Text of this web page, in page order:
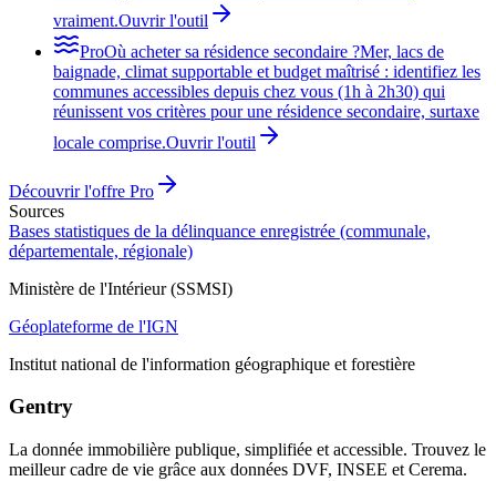
vraiment.Ouvrir l'outil
ProOù acheter sa résidence secondaire ?Mer, lacs de
baignade, climat supportable et budget maîtrisé : identifiez les
communes accessibles depuis chez vous (1h à 2h30) qui
réunissent vos critères pour une résidence secondaire, surtaxe
locale comprise.Ouvrir l'outil
Découvrir l'offre Pro
Sources
Bases statistiques de la délinquance enregistrée (communale,
départementale, régionale)
Ministère de l'Intérieur (SSMSI)
Géoplateforme de l'IGN
Institut national de l'information géographique et forestière
Gentry
La donnée immobilière publique, simplifiée et accessible. Trouvez le
meilleur cadre de vie grâce aux données DVF, INSEE et Cerema.